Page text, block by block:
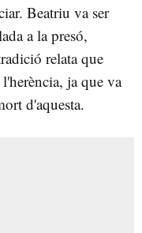
Beatriu va ser
a la presó,
relata que
ja que va
d'aquesta.